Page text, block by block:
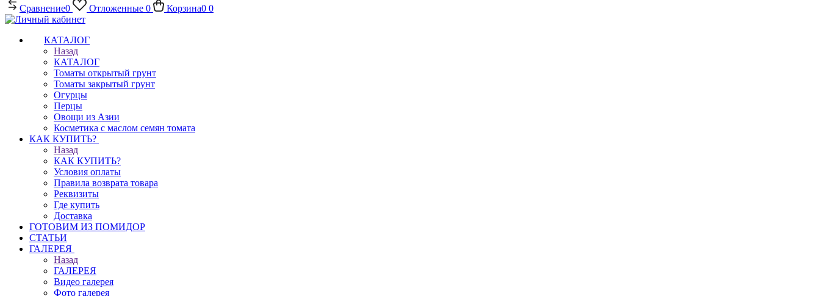
Сравнение0 Отложенные 0 Корзина0 0
КАТАЛОГ
Назад
КАТАЛОГ
Томаты открытый грунт
Томаты закрытый грунт
Огурцы
Перцы
Овощи из Азии
Косметика с маслом семян томата
КАК КУПИТЬ?
Назад
КАК КУПИТЬ?
Условия оплаты
Правила возврата товара
Реквизиты
Где купить
Доставка
ГОТОВИМ ИЗ ПОМИДОР
СТАТЬИ
ГАЛЕРЕЯ
Назад
ГАЛЕРЕЯ
Видео галерея
Фото галерея